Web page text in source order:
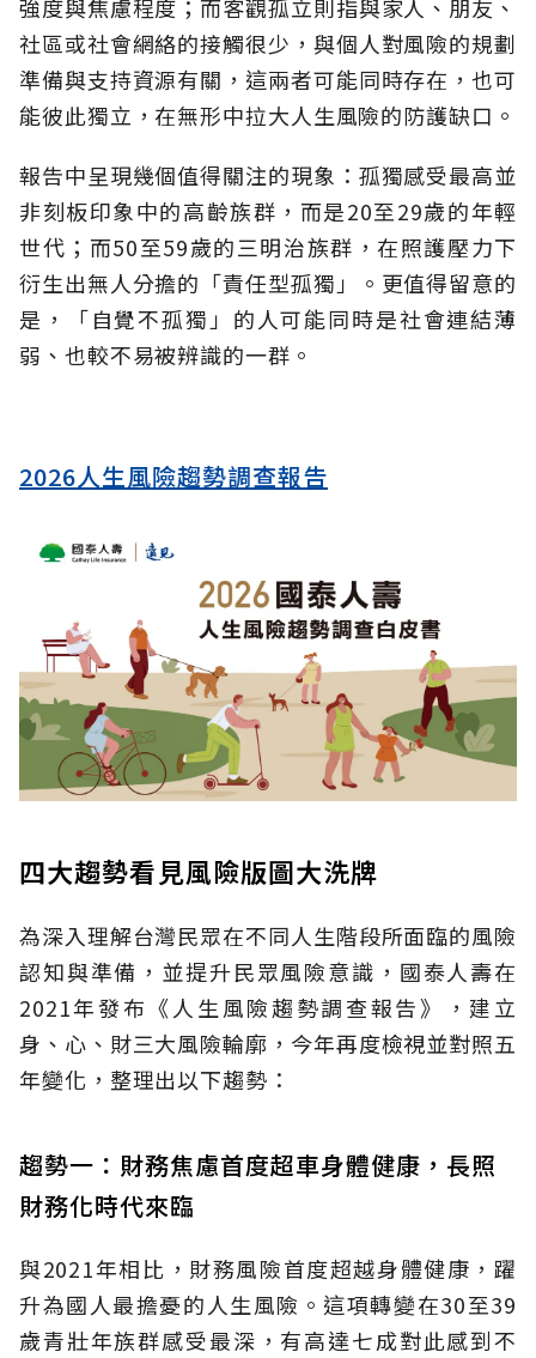
強度與焦慮程度；而客觀孤立則指與家人、朋友、
社區或社會網絡的接觸很少，與個人對風險的規劃
準備與支持資源有關，這兩者可能同時存在，也可
能彼此獨立，在無形中拉大人生風險的防護缺口。
報告中呈現幾個值得關注的現象：孤獨感受最高並
非刻板印象中的高齡族群，而是20至29歲的年輕
世代；而50至59歲的三明治族群，在照護壓力下
衍生出無人分擔的「責任型孤獨」。更值得留意的
是，「自覺不孤獨」的人可能同時是社會連結薄
弱、也較不易被辨識的一群。
2026人生風險趨勢調查報告
四大趨勢看見風險版圖大洗牌
為深入理解台灣民眾在不同人生階段所面臨的風險
認知與準備，並提升民眾風險意識，國泰人壽在
2021年發布《人生風險趨勢調查報告》，建立
身、心、財三大風險輪廓，今年再度檢視並對照五
年變化，整理出以下趨勢：
趨勢一：財務焦慮首度超車身體健康，長照
財務化時代來臨
與2021年相比，財務風險首度超越身體健康，躍
升為國人最擔憂的人生風險。這項轉變在30至39
歲青壯年族群感受最深，有高達七成對此感到不